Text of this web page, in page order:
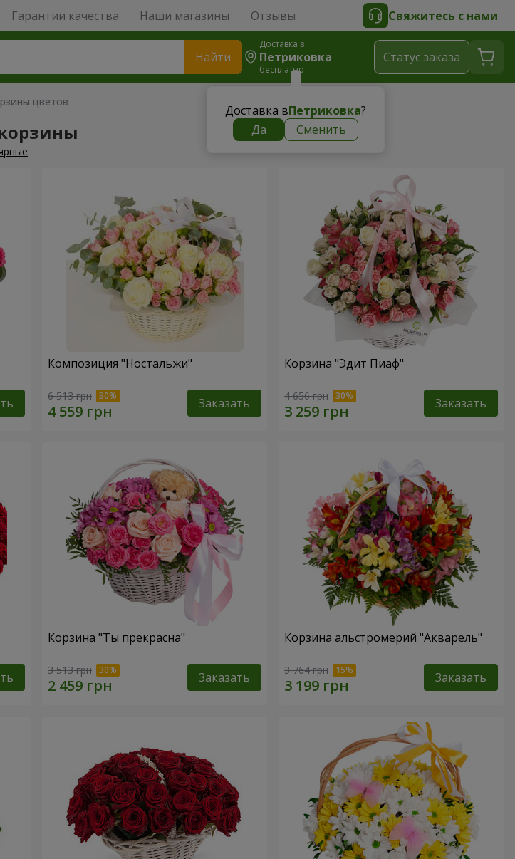
Гарантии качества Наши магазины Отзывы Свяжитесь с нами
Найти
Доставка в
Петриковка
бесплатно
Доставка вПетриковка?
Да
Сменить
Cтатус заказа
цветов
Композиция "Ностальжи"
6 513 грн Заказать
Корзина "Эдит Пиаф"
4 656 грн Заказать
Корзина "Ты прекрасна"
3 513 грн Заказать
Корзина альстромерий "Акварель"
3 764 грн Заказать